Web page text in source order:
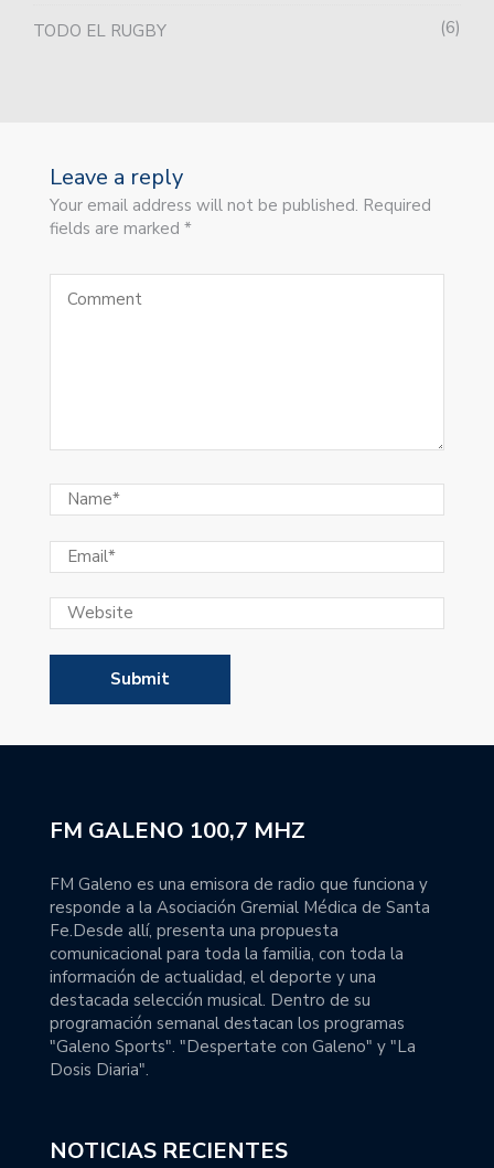
TODO EL RUGBY 6
Leave a reply
Your email address will not be published. Required
fields are marked *
FM GALENO 100,7 MHZ
FM Galeno es una emisora de radio que funciona y
responde a la Asociación Gremial Médica de Santa
Fe.Desde allí, presenta una propuesta
comunicacional para toda la familia, con toda la
información de actualidad, el deporte y una
destacada selección musical. Dentro de su
programación semanal destacan los programas
"Galeno Sports". "Despertate con Galeno" y "La
Dosis Diaria".
NOTICIAS RECIENTES